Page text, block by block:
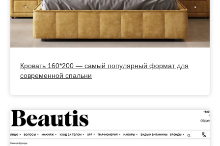
Кровать 160*200 — самый популярный формат для
современной спальни